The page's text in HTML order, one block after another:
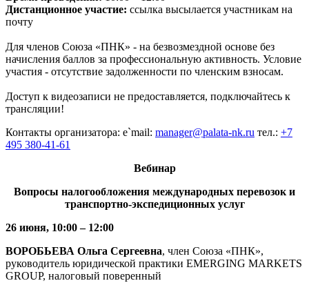
Дистанционное участие: ссылка высылается участникам на
почту
Для членов Союза «ПНК» - на безвозмездной основе без
начисления баллов за профессиональную активность. Условие
участия - отсутствие задолженности по членским взносам.
Доступ к видеозаписи не предоставляется, подключайтесь к
трансляции!
Контакты организатора: e`mail: manager@palata-nk.ru тел.: +7
495 380-41-61
Вебинар
Вопросы налогообложения международных перевозок и
транспортно-экспедиционных услуг
26 июня, 10:00 – 12:00
ВОРОБЬЕВА Ольга Сергеевна, член Союза «ПНК»,
руководитель юридической практики EMERGING MARKETS
GROUP, налоговый поверенный